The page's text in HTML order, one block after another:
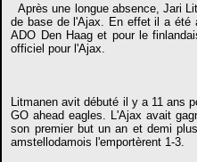
Après une longue absence, Jari
de base de l'Ajax. En effet il a été
ADO Den Haag et pour le
officiel pour l'Ajax.
Litmanen avit débuté il y a 11 ans
GO ahead eagles. L'Ajax avait
son premier but un an et demi
amstellodamois l'emportèrent 1-3.